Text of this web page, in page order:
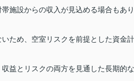
施設からの収入が見込める場合もあり
ため、空室リスクを前提とした資金計
益とリスクの両方を見通した長期的な